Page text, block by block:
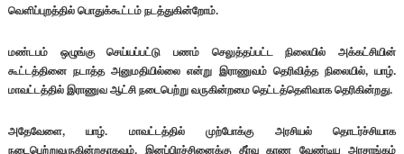
வெளிப்புறத்தில் பொதுக்கூட்டம் நடத்துகின்றோம்.
மண்டபம் ஒழுங்கு செய்யப்பட்டு பணம் செலுத்தப்பட்ட நிலையில் அக்கட்சியின்
கூட்டத்தினை நடாத்த அனுமதியில்லை என்று இராணுவம் தெரிவித்த நிலையில், யாழ்.
மாவட்டத்தில் இராணுவ ஆட்சி நடைபெற்று வருகின்றமை தெட்டத்தெளிவாக தெரிகின்றது.
அதேவேளை, யாழ். மாவட்டத்தில் முற்போக்கு அரசியல் தொடர்ச்சியாக
நடைபெற்றுவருகின்றதாகவும், இனப்பிரச்சினைக்கு தீர்வு காண வேண்டிய அரசாங்கம்